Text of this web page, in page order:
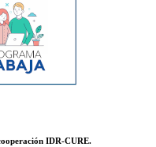
IDR-CURE.